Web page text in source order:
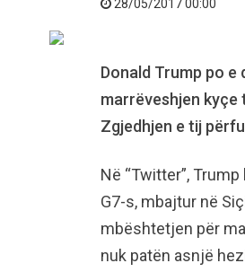
28/05/2017 00:00
Donald Trump po
marrëveshjen kyçe
Zgjedhjen e tij
Në “Twitter”,
G7-s, mbajtur në
mbështetjen për
nuk patën asnjë